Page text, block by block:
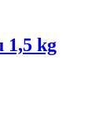
1,5 kg